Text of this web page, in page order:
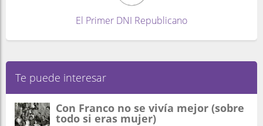
El Primer DNI Republicano
Te puede interesar
Con Franco no se vivía mejor (sobre
todo si eras mujer)